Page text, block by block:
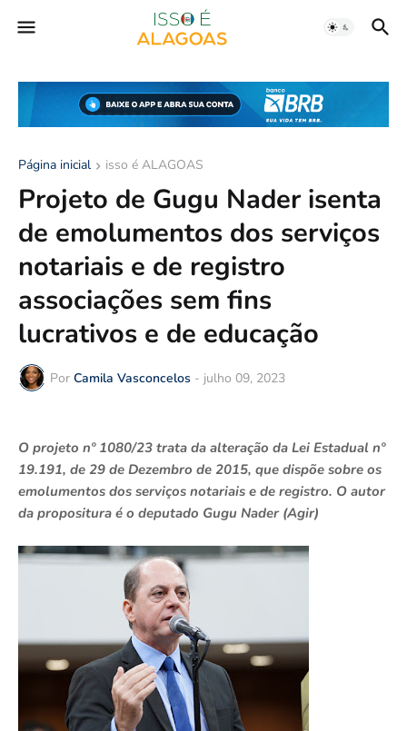
Página inicial isso é ALAGOAS
Projeto de Gugu Nader isenta
de emolumentos dos serviços
notariais e de registro
associações sem fins
lucrativos e de educação
Por Camila Vasconcelos - julho 09, 2023
O projeto nº 1080/23 trata da alteração da Lei Estadual nº
19.191, de 29 de Dezembro de 2015, que dispõe sobre os
emolumentos dos serviços notariais e de registro. O autor
da propositura é o deputado Gugu Nader (Agir)